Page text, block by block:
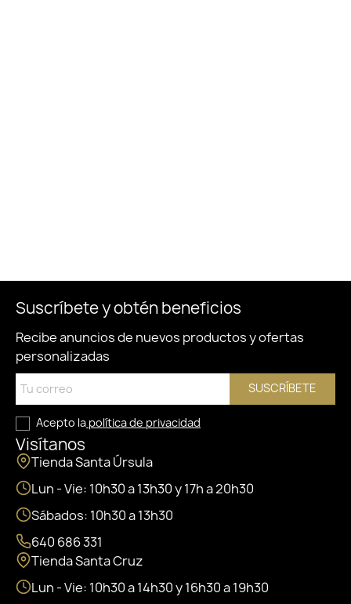
Suscríbete y obtén beneficios
Recibe anuncios de nuevos productos y ofertas
personalizadas
SUSCRÍBETE
Acepto la política de privacidad
Visítanos
Tienda Santa Úrsula
Lun - Vie: 10h30 a 13h30 y 17h a 20h30
Sábados: 10h30 a 13h30
640 686 331
Tienda Santa Cruz
Lun - Vie: 10h30 a 14h30 y 16h30 a 19h30